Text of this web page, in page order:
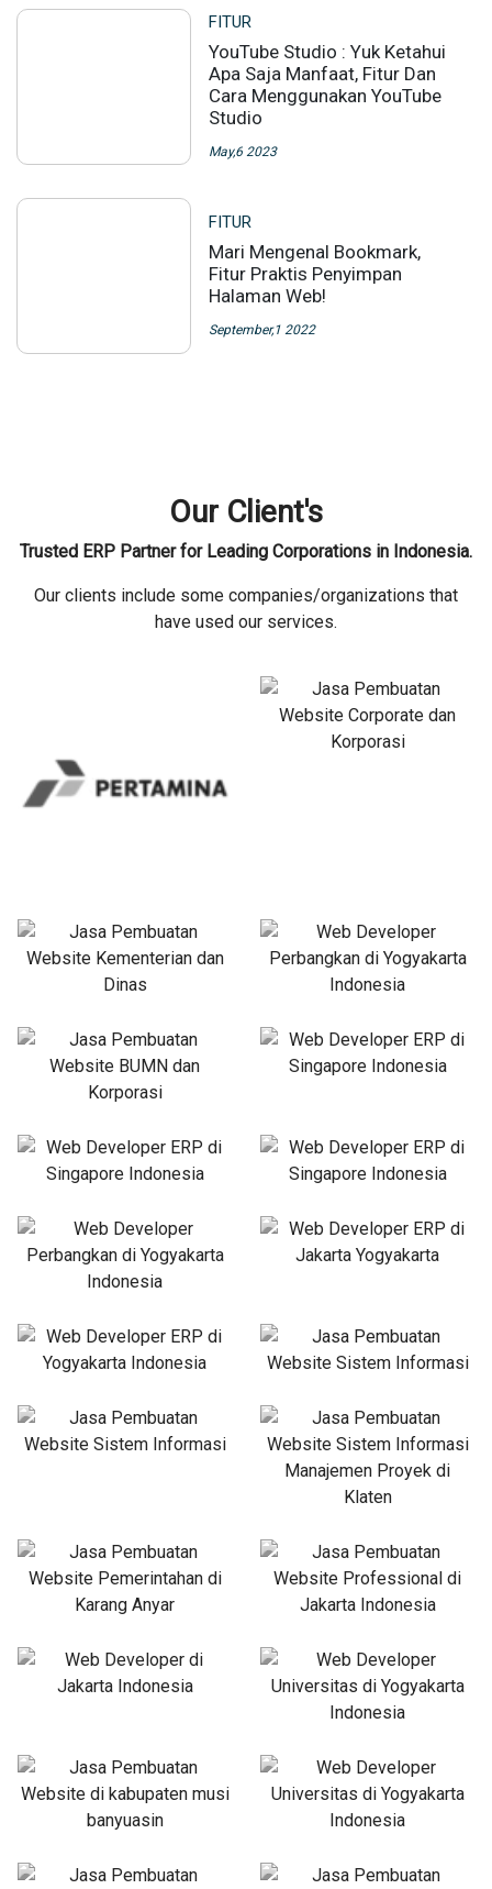
FITUR
YouTube Studio : Yuk Ketahui
Apa Saja Manfaat, Fitur Dan
Cara Menggunakan YouTube
Studio
May,6 2023
FITUR
Mari Mengenal Bookmark,
Fitur Praktis Penyimpan
Halaman Web!
September,1 2022
Our Client's
Trusted ERP Partner for Leading Corporations in Indonesia.
Our clients include some companies/organizations that
have used our services.